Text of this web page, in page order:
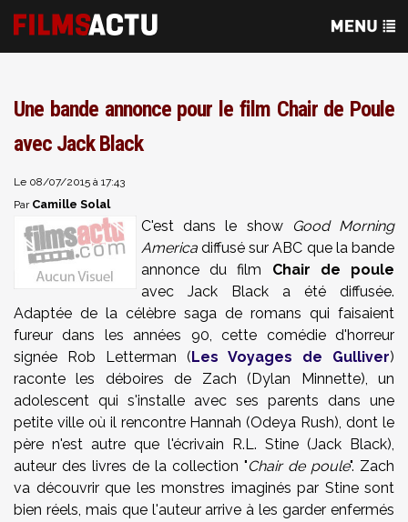
Une bande annonce pour le film Chair de Poule
avec Jack Black
Le 08/07/2015 à 17:43
Par Camille Solal
C'est dans le show
Good Morning
America diffusé sur ABC que la bande
annonce du film Chair de poule
avec Jack Black a été diffusée.
Adaptée de la célèbre saga de romans qui faisaient
fureur dans les années 90, cette comédie d'horreur
signée Rob Letterman (Les Voyages de Gulliver)
raconte les déboires de Zach (Dylan Minnette), un
adolescent qui s'installe avec ses parents dans une
petite ville où il rencontre Hannah (Odeya Rush), dont le
père n'est autre que l'écrivain R.L. Stine (Jack Black),
auteur des livres de la collection "Chair de poule". Zach
va découvrir que les monstres imaginés par Stine sont
bien réels, mais que l'auteur arrive à les garder enfermés